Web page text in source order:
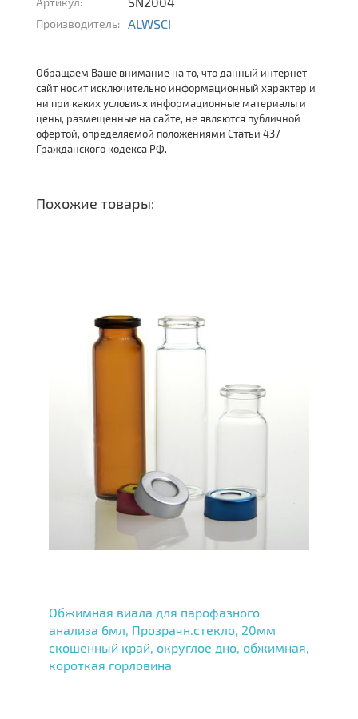
Производитель: ALWSCI
Обращаем Ваше внимание на то, что данный интернет-
сайт носит исключительно информационный характер и
ни при каких условиях информационные материалы и
цены, размещенные на сайте, не являются публичной
офертой, определяемой положениями Статьи 437
Гражданского кодекса РФ.
Похожие товары:
Обжимная виала для парофазного
анализа 6мл, Прозрачн.стекло, 20мм
скошенный край, округлое дно, обжимная,
короткая горловина